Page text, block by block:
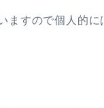
ますので個人的に